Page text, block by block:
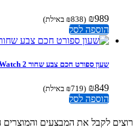
₪
(
₪ 838 באילת)
הוספה לסל
שעון ספורט חכם צבע שחור Xiaomi Watch 2
₪
(
₪ 719 באילת)
הוספה לסל
לקבל את המבצעים והמוצרים